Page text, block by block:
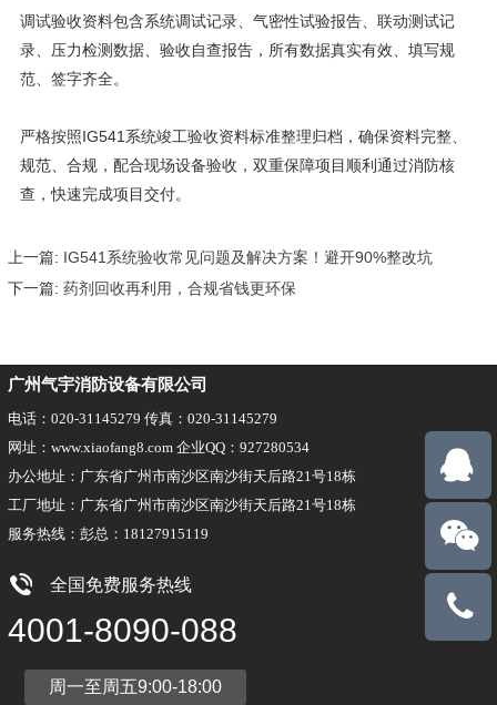
调试验收资料包含系统调试记录、气密性试验报告、联动测试记
录、压力检测数据、验收自查报告，所有数据真实有效、填写规
范、签字齐全。
严格按照IG541系统竣工验收资料标准整理归档，确保资料完整、
规范、合规，配合现场设备验收，双重保障项目顺利通过消防核
查，快速完成项目交付。
上一篇: IG541系统验收常见问题及解决方案！避开90%整改坑
下一篇: 药剂回收再利用，合规省钱更环保
广州气宇消防设备有限公司
电话：020-31145279 传真：020-31145279
网址：www.xiaofang8.com 企业QQ：927280534
办公地址：广东省广州市南沙区南沙街天后路21号18栋
工厂地址：广东省广州市南沙区南沙街天后路21号18栋
服务热线：彭总：18127915119
全国免费服务热线
4001-8090-088
周一至周五9:00-18:00